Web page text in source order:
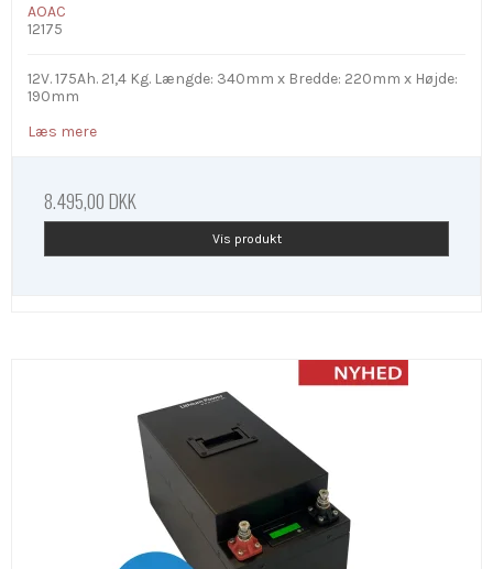
AOAC
12175
12V. 175Ah. 21,4 Kg. Længde: 340mm x Bredde: 220mm x Højde:
190mm
Læs mere
8.495,00 DKK
Vis produkt